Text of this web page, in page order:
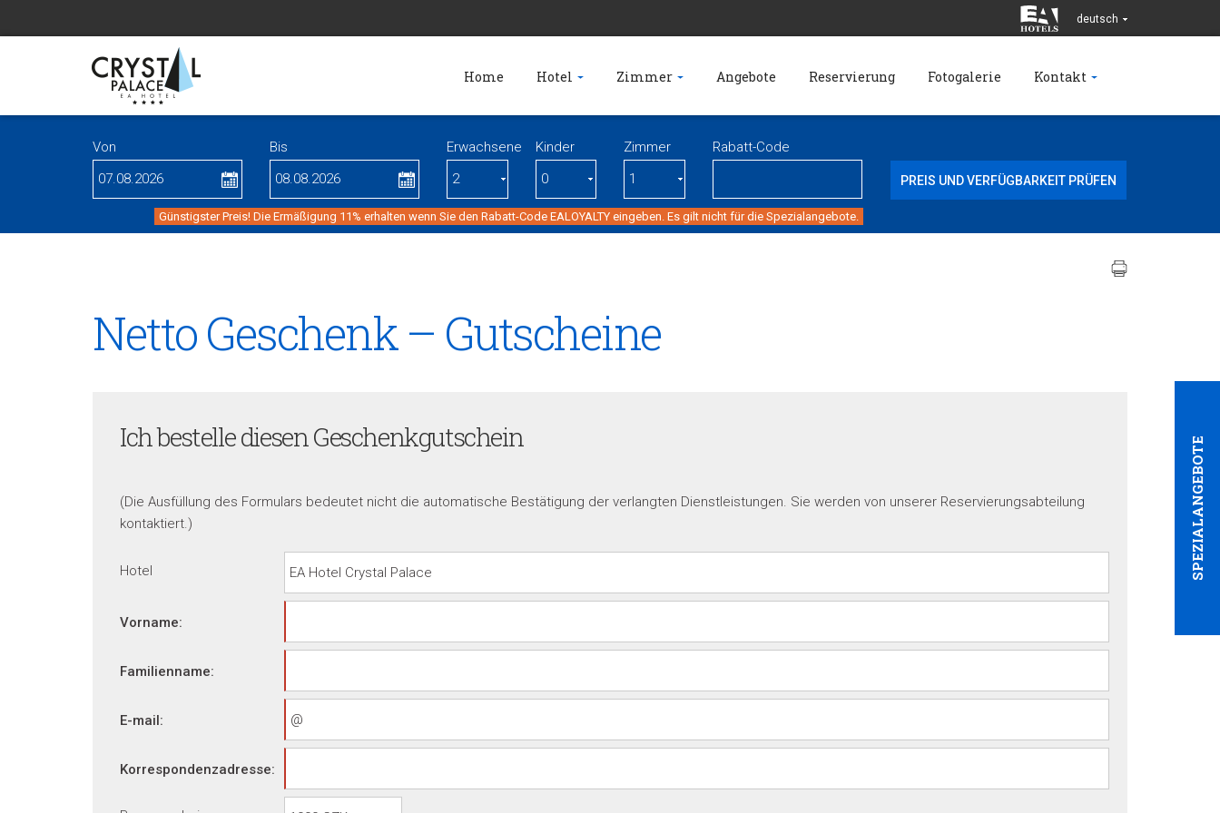
deutsch
Home Hotel Zimmer Angebote Reservierung Fotogalerie Kontakt
Von Bis Erwachsene Kinder Zimmer Rabatt-Code
Günstigster Preis! Die Ermäßigung 11% erhalten wenn Sie den Rabatt-Code EALOYALTY eingeben. Es gilt nicht für die Spezialangebote.
SPEZIALANGEBOTE
Netto Geschenk – Gutscheine
Ich bestelle diesen Geschenkgutschein
(Die Ausfüllung des Formulars bedeutet nicht die automatische Bestätigung der verlangten Dienstleistungen. Sie werden von unserer Reservierungsabteilung
kontaktiert.)
Hotel
Vorname:
Familienname:
E-mail:
Korrespondenzadresse: